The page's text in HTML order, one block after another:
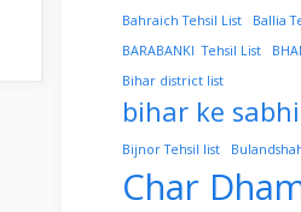
Bahraich Tehsil List
Ballia
BARABANKI Tehsil List
Bihar district list
bihar ke
Bijnor Tehsil list
Char